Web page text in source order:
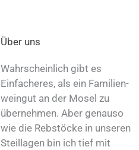
Über uns
Wahrscheinlich gibt es
Einfacheres, als ein Familien­
weingut an der Mosel zu
übernehmen. Aber genauso
wie die Rebstöcke in unseren
Steillagen bin ich tief mit